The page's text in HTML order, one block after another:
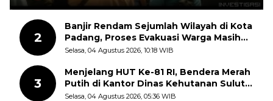
2
Banjir Rendam Sejumlah Wilayah di Kota
Padang, Proses Evakuasi Warga Masih
Berlangsung
Selasa, 04 Agustus 2026, 10:18 WIB
3
Menjelang HUT Ke-81 RI, Bendera Merah
Putih di Kantor Dinas Kehutanan Sulut
Disorot Warga
Selasa, 04 Agustus 2026, 05:36 WIB